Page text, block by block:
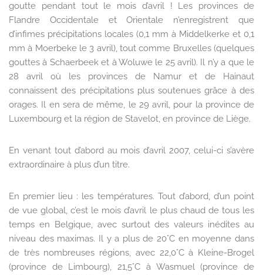
goutte pendant tout le mois d’avril ! Les provinces de
Flandre Occidentale et Orientale n’enregistrent que
d’infimes précipitations locales (0,1 mm à Middelkerke et 0,1
mm à Moerbeke le 3 avril), tout comme Bruxelles (quelques
gouttes à Schaerbeek et à Woluwe le 25 avril). Il n’y a que le
28 avril où les provinces de Namur et de Hainaut
connaissent des précipitations plus soutenues grâce à des
orages. Il en sera de même, le 29 avril, pour la province de
Luxembourg et la région de Stavelot, en province de Liège.
En venant tout d’abord au mois d’avril 2007, celui-ci s’avère
extraordinaire à plus d’un titre.
En premier lieu : les températures. Tout d’abord, d’un point
de vue global, c’est le mois d’avril le plus chaud de tous les
temps en Belgique, avec surtout des valeurs inédites au
niveau des maximas. Il y a plus de 20°C en moyenne dans
de très nombreuses régions, avec 22,0°C à Kleine-Brogel
(province de Limbourg), 21,5°C à Wasmuel (province de